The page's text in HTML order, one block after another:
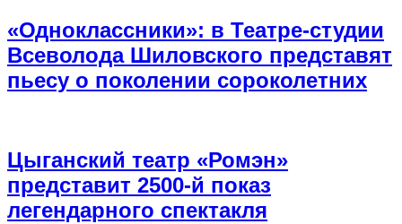
«Одноклассники»: в Театре-студии
Всеволода Шиловского представят
пьесу о поколении сороколетних
Цыганский театр «Ромэн»
представит 2500-й показ
легендарного спектакля